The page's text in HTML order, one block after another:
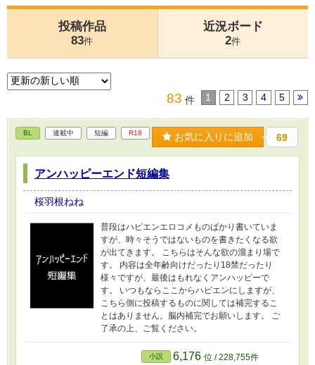
投稿作品
83件
近況ボード
2件
83 件 1 2 3 4 5
BL 連載中 短編 R18 お気に入りに追加 69
アンハッピーエンド短編集
桜羽根ねね
普段はハピエンエロコメものばかり書いていま
すが、時々そうではないものを書きたくなる欲
が出てきます。 こちらはそんな欲の溜まり場で
す。 内容は全年齢向けだったり18禁だったり
様々ですが、最後はもれなくアンハッピーで
す。 いつもならここからハピエンにしますが、
こちら側に投稿するものに関しては補完するこ
とはありません。脳内補完でお願いします。 ご
了承の上、ご覧ください。
小説 6,176 位 / 228,755件